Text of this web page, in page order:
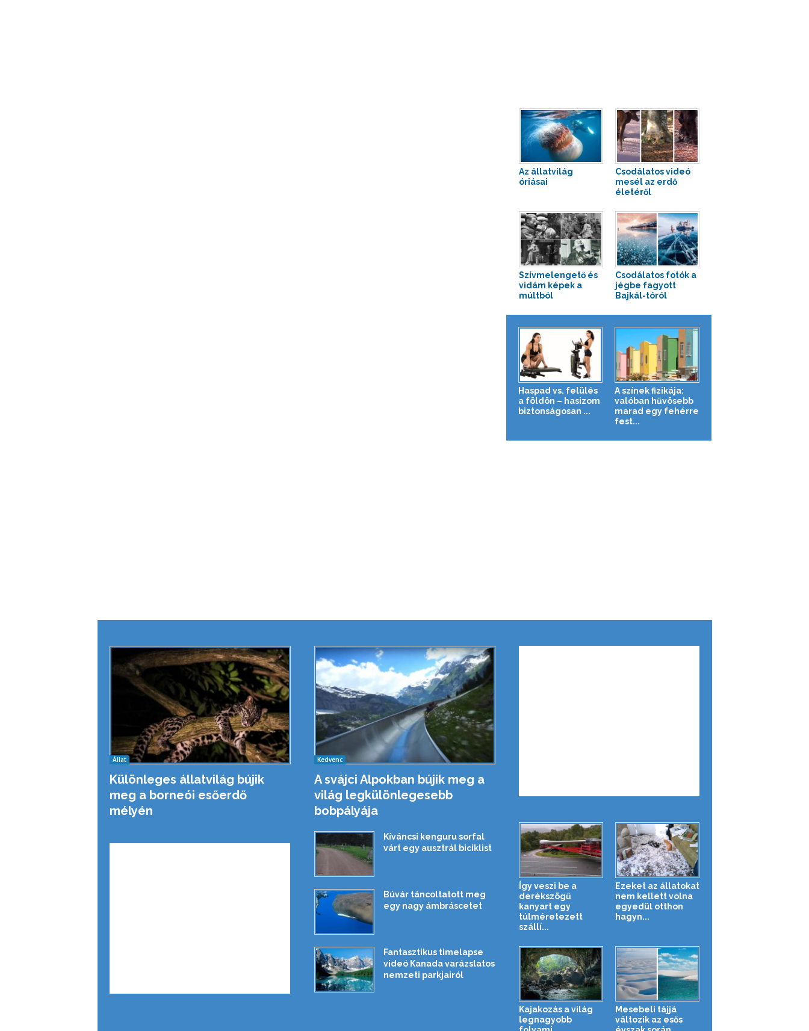
Az állatvilág
óriásai
Csodálatos videó
mesél az erdő
életéről
Szívmelengető és
vidám képek a
múltból
Csodálatos fotók a
jégbe fagyott
Bajkál-tóról
Haspad vs. felülés
a földön – hasizom
biztonságosan ...
A színek fizikája:
valóban hűvösebb
marad egy fehérre
fest...
Állat
Különleges állatvilág bújik
meg a borneói esőerdő
mélyén
Kedvenc
A svájci Alpokban bújik meg a
világ legkülönlegesebb
bobpályája
Kíváncsi kenguru sorfal
várt egy ausztrál biciklist
Búvár táncoltatott meg
egy nagy ámbráscetet
Fantasztikus timelapse
videó Kanada varázslatos
nemzeti parkjairól
Így veszi be a
derékszögű
kanyart egy
túlméretezett
szállí...
Ezeket az állatokat
nem kellett volna
egyedül otthon
hagyn...
Kajakozás a világ
legnagyobb
Mesebeli tájjá
változik az esős